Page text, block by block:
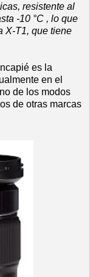
resistente al
-10 °C , lo que
X-T1, que tiene
es la
en el
de los modos
de otras marcas